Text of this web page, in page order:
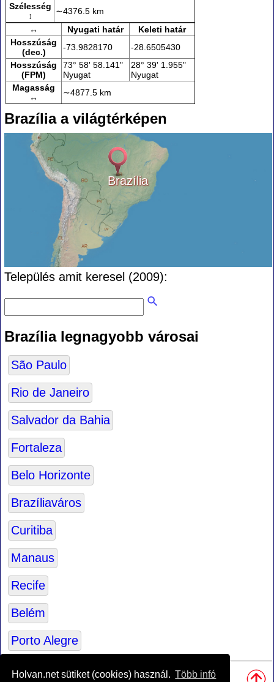
Holvan.net sütiket (cookies) használ. Több infó
Szélesség
↕
∼4376.5 km
↔
Nyugati határ
Keleti határ
Hosszúság
(dec.)
-73.9828170
-28.6505430
Hosszúság
(FPM)
73° 58' 58.141"
Nyugat
28° 39' 1.955"
Nyugat
Magasság
↔
∼4877.5 km
Brazília a világtérképen
Brazília
Település amit keresel (2009):
Brazília legnagyobb városai
São Paulo
Rio de Janeiro
Salvador da Bahia
Fortaleza
Belo Horizonte
Brazíliaváros
Curitiba
Manaus
Recife
Belém
Porto Alegre
Források: